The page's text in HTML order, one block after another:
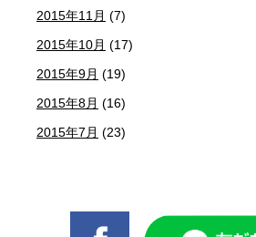
2015年11月 (7)
2015年10月 (17)
2015年9月 (19)
2015年8月 (16)
2015年7月 (23)